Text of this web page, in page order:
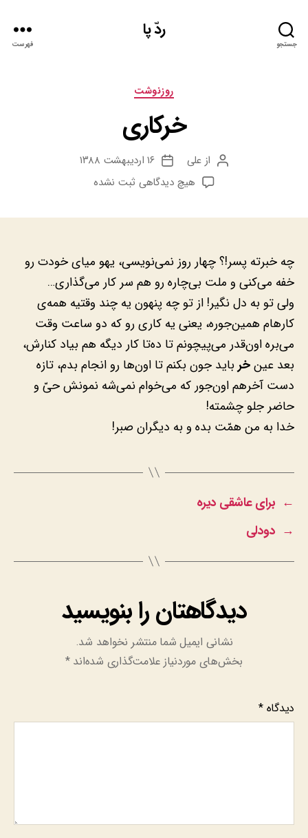
جستجو
ردّ پا
فهرست
دسته‌ها
روزنوشت
خرکاری
نویسنده
نوشته
ازعلی
تاریخ
نوشته
۱۶ اردیبهشت ۱۳۸۸
هیچ دیدگاهی برای
ثبت نشده
چه خبرته پسر!؟ چهار روز نمی‌نویسی، یهو میای خودت رو
خفه می‌کنی و ملت بی‌چاره رو هم سر کار می‌گذاری…
ولی تو به دل نگیر! از تو چه پنهون یه چند وقتیه همه‌ی
کارهام همین‌جوره، یعنی یه کاری رو که دو ساعت وقت
می‌بره اون‌قدر می‌پیچونم تا ده‌تا کار دیگه هم بیاد کنارش،
بعد عینخرباید جون بکنم تا اون‌ها رو انجام بدم، تازه
دست آخرهم اون‌جور که می‌خوام نمی‌شه نمونش حیّ و
حاضر جلو چشمته!
خدا به من همّت بده و به دیگران صبر!
← برای عاشقی دیره
→ دودلی
دیدگاهتان را بنویسید
نشانی ایمیل شما منتشر نخواهد شد.
بخش‌های موردنیاز علامت‌گذاری شده‌اند*
دیدگاه*